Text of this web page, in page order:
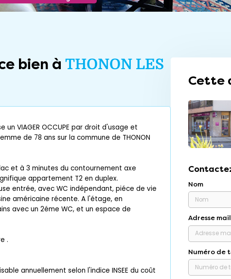
bien à THONON LES
un VIAGER OCCUPE par droit d'usage et
de 78 ans sur la commune de THONON
et à 3 minutes du contournement axe
appartement T2 en duplex.
entrée, avec WC indépendant, piéce de vie
américaine récente. A l'étage, en
avec un 2éme WC, et un espace de
.
annuellement selon l'indice INSEE du coût
Cette
Nom
Adresse mail
Numéro de